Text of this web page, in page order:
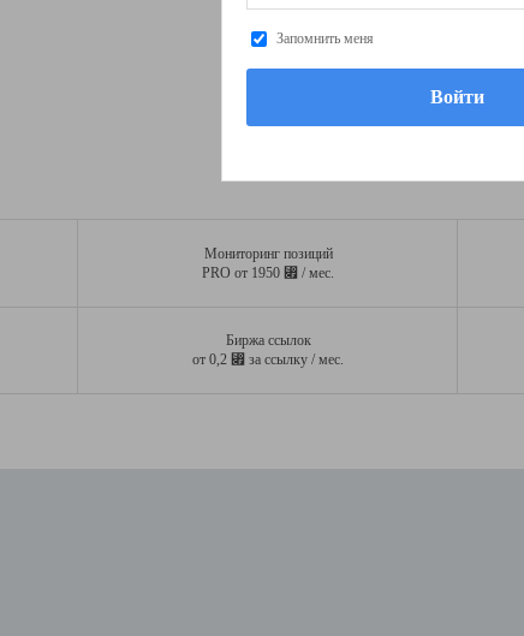
Мониторинг позиций
PRO от 1950 ⃏ / мес.
Биржа ссылок
от 0,2 ⃏ за ссылку / мес.
Запомнить меня